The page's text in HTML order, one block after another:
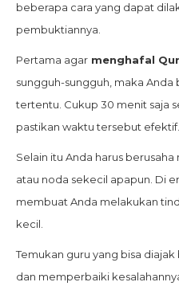
beberapa cara yang dapat
pembuktiannya.
Pertama agar menghafal
sungguh-sungguh, maka Anda
tertentu. Cukup 30 menit saja
pastikan waktu tersebut efektif.
Selain itu Anda harus
atau noda sekecil apapun. Di
membuat Anda melakukan
kecil.
Temukan guru yang bisa
dan memperbaiki